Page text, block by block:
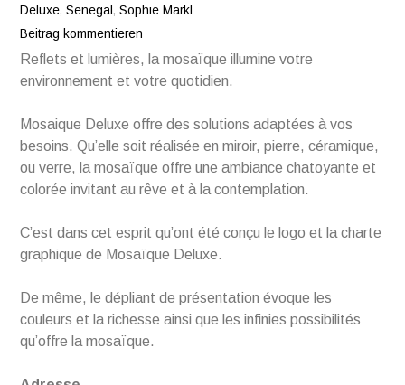
Deluxe,Senegal ,Sophie Markl
Beitrag kommentieren
Reflets et lumières, la mosaïque illumine votre
environnement et votre quotidien.
Mosaique Deluxe offre des solutions adaptées à vos
besoins. Qu’elle soit réalisée en miroir, pierre, céramique,
ou verre, la mosaïque offre une ambiance chatoyante et
colorée invitant au rêve et à la contemplation.
C’est dans cet esprit qu’ont été conçu le logo et la charte
graphique de Mosaïque Deluxe.
De même, le dépliant de présentation évoque les
couleurs et la richesse ainsi que les infinies possibilités
qu’offre la mosaïque.